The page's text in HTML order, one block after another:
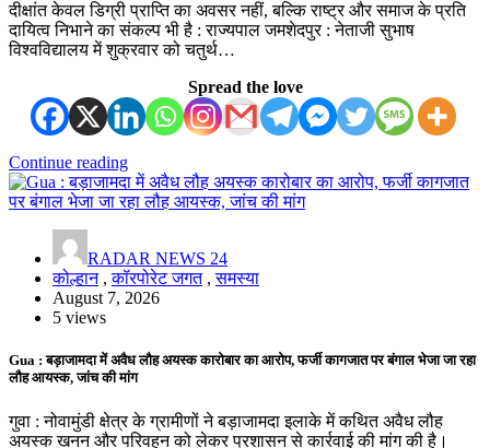
दीक्षांत केवल डिग्री प्राप्ति का अवसर नहीं, बल्कि राष्ट्र और समाज के प्रति
दायित्व निभाने का संकल्प भी है : राज्यपाल जमशेदपुर : नेताजी सुभाष
विश्वविद्यालय में शुक्रवार को चतुर्थ…
Spread the love
Continue reading
RADAR NEWS 24
कोल्हान,कॉरपोरेट जगत,समस्या
August 7, 2026
5 views
Gua : बड़ाजामदा में अवैध लौह अयस्क कारोबार का आरोप, फर्जी कागजात पर बंगाल भेजा जा रहा
लौह आयस्क, जांच की मांग
गुवा : नोवामुंडी क्षेत्र के ग्रामीणों ने बड़ाजामदा इलाके में कथित अवैध लौह
अयस्क खनन और परिवहन को लेकर प्रशासन से कार्रवाई की मांग की है।